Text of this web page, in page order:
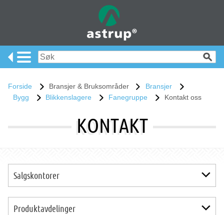
Forside Bransjer & Bruksområder
Bransjer
Bygg
Blikkenslagere Fanegruppe Kontakt oss
KONTAKT
Salgskontorer
Salgskontor Oslo
Salgskontor Skien
Produktavdelinger